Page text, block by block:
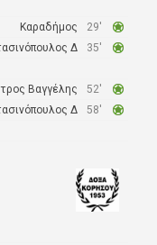
29'
Καραδήμος
35'
Δ
52'
Βαγγέλης
58'
Δ